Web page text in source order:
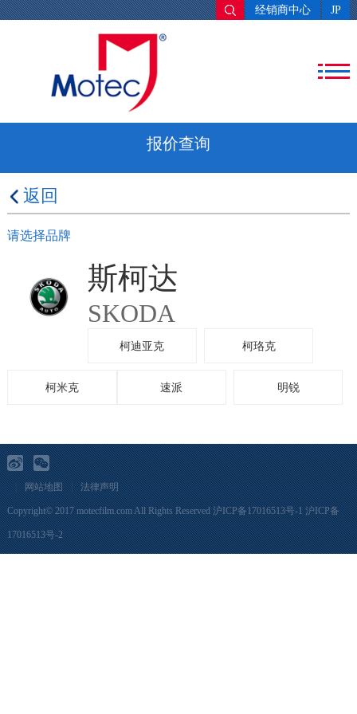
JP
经销商中心
报价查询
返回
请选择品牌
斯柯达
SKODA
柯迪亚克 柯珞克
柯米克 速派 明锐
| 网站地图 | 法律声明
Copyright© 2017 motecfilm.com All Rights Reserved沪ICP备17016513号-1 沪ICP备
17016513号-2